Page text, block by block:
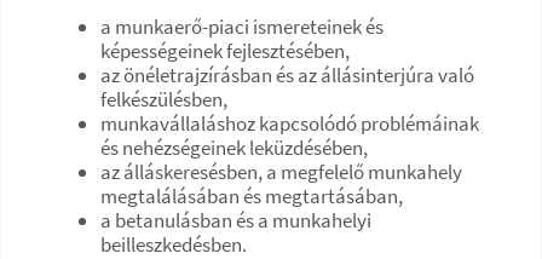
a munkaerő-piaci ismereteinek és
képességeinek fejlesztésében,
az önéletrajzírásban és az állásinterjúra való
felkészülésben,
munkavállaláshoz kapcsolódó problémáinak
és nehézségeinek leküzdésében,
az álláskeresésben, a megfelelő munkahely
megtalálásában és megtartásában,
a betanulásban és a munkahelyi
beilleszkedésben.